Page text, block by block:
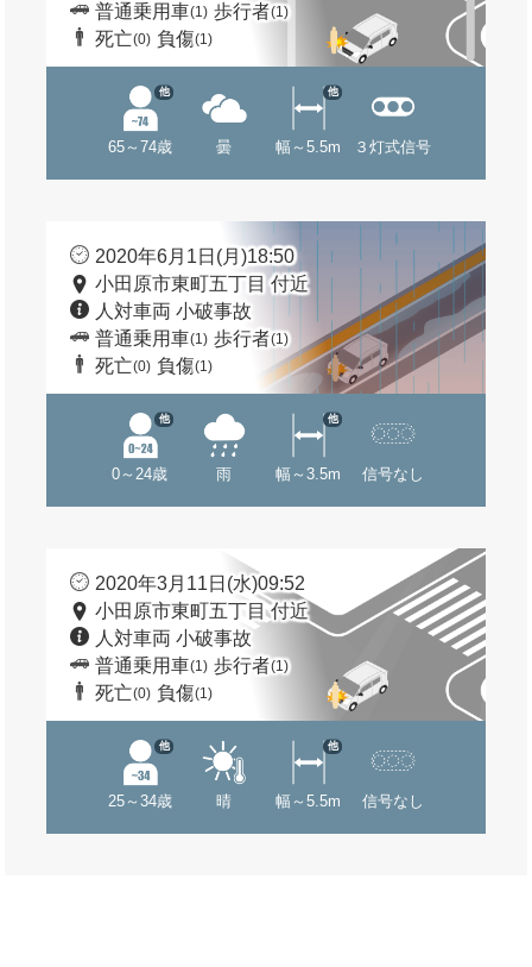
普通乗用車(1) 歩行者(1)
死亡(0) 負傷(1)
65～74歳
他
曇 幅～5.5m
他
３灯式信号
2020年6月1日(月)18:50
小田原市東町五丁目 付近
人対車両 小破事故
普通乗用車(1) 歩行者(1)
死亡(0) 負傷(1)
0～24歳
他
雨 幅～3.5m
他
信号なし
2020年3月11日(水)09:52
小田原市東町五丁目 付近
人対車両 小破事故
普通乗用車(1) 歩行者(1)
死亡(0) 負傷(1)
25～34歳
他
晴 幅～5.5m
他
信号なし